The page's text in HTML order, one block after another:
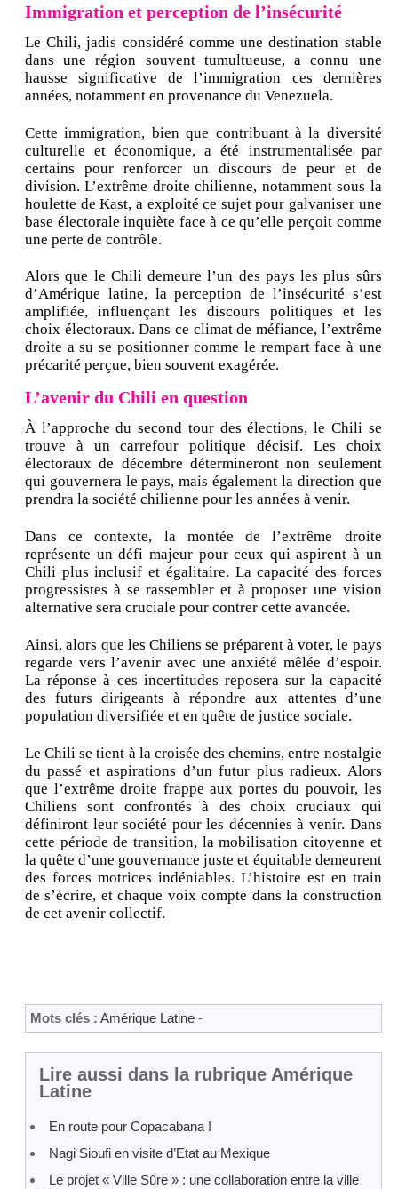
Immigration et perception de l’insécurité
Le Chili, jadis considéré comme une destination stable
dans une région souvent tumultueuse, a connu une
hausse significative de l’immigration ces dernières
années, notamment en provenance du Venezuela.
Cette immigration, bien que contribuant à la diversité
culturelle et économique, a été instrumentalisée par
certains pour renforcer un discours de peur et de
division. L’extrême droite chilienne, notamment sous la
houlette de Kast, a exploité ce sujet pour galvaniser une
base électorale inquiète face à ce qu’elle perçoit comme
une perte de contrôle.
Alors que le Chili demeure l’un des pays les plus sûrs
d’Amérique latine, la perception de l’insécurité s’est
amplifiée, influençant les discours politiques et les
choix électoraux. Dans ce climat de méfiance, l’extrême
droite a su se positionner comme le rempart face à une
précarité perçue, bien souvent exagérée.
L’avenir du Chili en question
À l’approche du second tour des élections, le Chili se
trouve à un carrefour politique décisif. Les choix
électoraux de décembre détermineront non seulement
qui gouvernera le pays, mais également la direction que
prendra la société chilienne pour les années à venir.
Dans ce contexte, la montée de l’extrême droite
représente un défi majeur pour ceux qui aspirent à un
Chili plus inclusif et égalitaire. La capacité des forces
progressistes à se rassembler et à proposer une vision
alternative sera cruciale pour contrer cette avancée.
Ainsi, alors que les Chiliens se préparent à voter, le pays
regarde vers l’avenir avec une anxiété mêlée d’espoir.
La réponse à ces incertitudes reposera sur la capacité
des futurs dirigeants à répondre aux attentes d’une
population diversifiée et en quête de justice sociale.
Le Chili se tient à la croisée des chemins, entre nostalgie
du passé et aspirations d’un futur plus radieux. Alors
que l’extrême droite frappe aux portes du pouvoir, les
Chiliens sont confrontés à des choix cruciaux qui
définiront leur société pour les décennies à venir. Dans
cette période de transition, la mobilisation citoyenne et
la quête d’une gouvernance juste et équitable demeurent
des forces motrices indéniables. L’histoire est en train
de s’écrire, et chaque voix compte dans la construction
de cet avenir collectif.
Mots clés : Amérique Latine -
Lire aussi dans la rubrique Amérique
Latine
En route pour Copacabana !
Nagi Sioufi en visite d’Etat au Mexique
Le projet « Ville Sûre » : une collaboration entre la ville